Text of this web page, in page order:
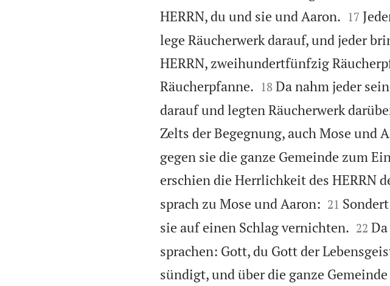
HERRN, du und sie und Aaron.
17
lege Räucherwerk darauf, und jeder
HERRN, zweihundertfünfzig
Räucherpfanne.
18 Da nahm jeder
darauf und legten Räucherwerk
Zelts der Begegnung, auch Mose und
gegen sie die ganze Gemeinde zum
erschien die Herrlichkeit des HERRN
sprach zu Mose und Aaron:
21
sie auf einen Schlag vernichten.
22
sprachen: Gott, du Gott der
sündigt, und über die ganze